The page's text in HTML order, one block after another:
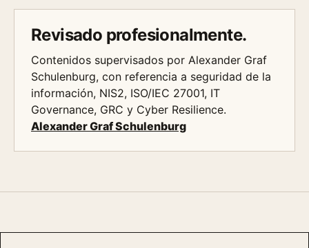
Revisado profesionalmente.
Contenidos supervisados por Alexander Graf
Schulenburg, con referencia a seguridad de la
información, NIS2, ISO/IEC 27001, IT
Governance, GRC y Cyber Resilience.
Alexander Graf Schulenburg